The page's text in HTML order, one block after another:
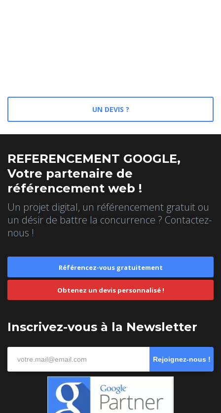
UN DEVIS ?
REFERENCEMENT GOOGLE,
Votre partenaire de
référencement web !
Un projet digital, un référencement gratuit ou
un désir de battre la concurrence ? Contactez-
nous !
Référencez-vous gratuitement
Obtenez un devis personnalisé !
Inscrivez-vous à la Newsletter
Rejoignez-nous !